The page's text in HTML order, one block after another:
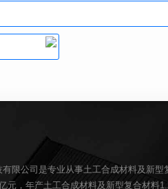
限公司是专业从事土工合成材料及新型
元，年产土工合成材料及新型复合材料